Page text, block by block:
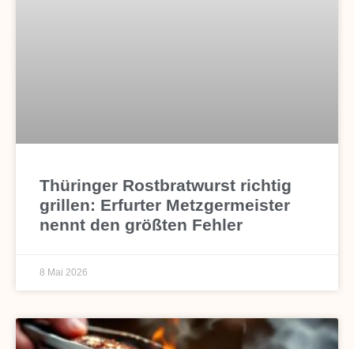
Thüringer Rostbratwurst richtig
grillen: Erfurter Metzgermeister
nennt den größten Fehler
8 Mai 2026